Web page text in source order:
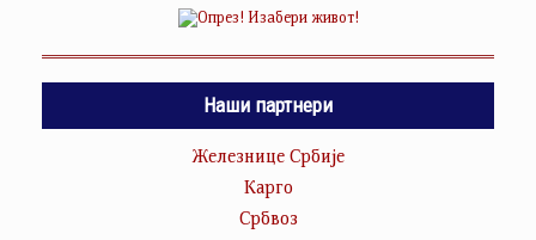
Наши партнери
Железнице Србије
Карго
Србвоз